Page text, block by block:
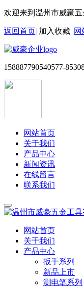
欢迎来到温州市威豪五
返回首页| 加入收藏| 网
158887790540577-
网站首页
关于我们
产品中心
新闻资讯
在线留言
联系我们
网站首页
关于我们
产品中心
扳手系列
新品上市
测电笔系列